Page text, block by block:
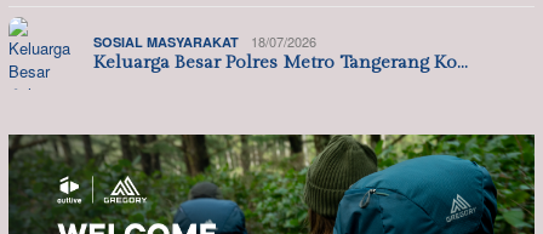
SOSIAL MASYARAKAT 18/07/2026
Keluarga Besar Polres Metro Tangerang Ko…